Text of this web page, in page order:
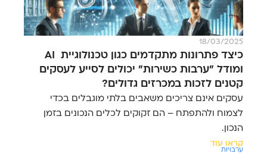
18/03/2025
כיצד פתרונות מתקדמים כגון טכנולוגיית AI
ומודל "ערבות כשירות" יכולים לסייע לעסקים
קטנים לזכות במכרזים גדולים?
עסקים אינם צריכים משאבים בלתי מוגבלים בכדי
לצמוח ולהתפתח – הם זקוקים לכלים הנכונים בזמן
הנכון.
קראו עוד
ערבויות